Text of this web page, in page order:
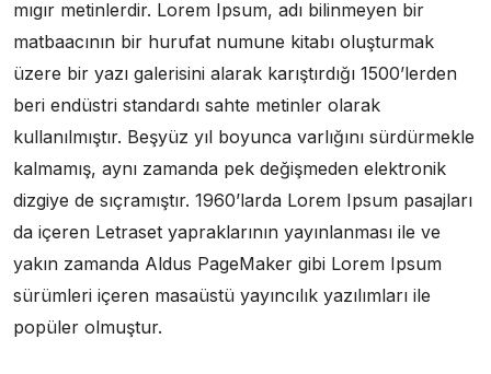
mıgır metinlerdir. Lorem Ipsum, adı bilinmeyen bir
matbaacının bir hurufat numune kitabı oluşturmak
üzere bir yazı galerisini alarak karıştırdığı 1500’lerden
beri endüstri standardı sahte metinler olarak
kullanılmıştır. Beşyüz yıl boyunca varlığını sürdürmekle
kalmamış, aynı zamanda pek değişmeden elektronik
dizgiye de sıçramıştır. 1960’larda Lorem Ipsum pasajları
da içeren Letraset yapraklarının yayınlanması ile ve
yakın zamanda Aldus PageMaker gibi Lorem Ipsum
sürümleri içeren masaüstü yayıncılık yazılımları ile
popüler olmuştur.